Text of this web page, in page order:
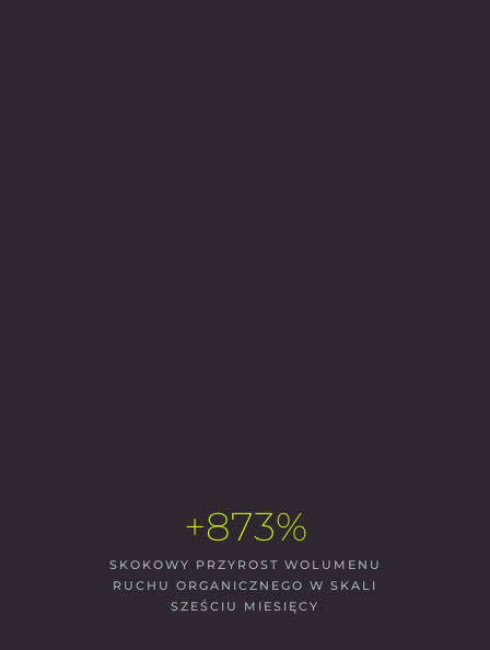
+873%
SKOKOWY PRZYROST WOLUMENU
RUCHU ORGANICZNEGO W SKALI
SZEŚCIU MIESIĘCY